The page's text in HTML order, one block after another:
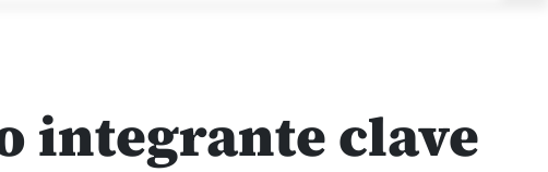
integrante clave